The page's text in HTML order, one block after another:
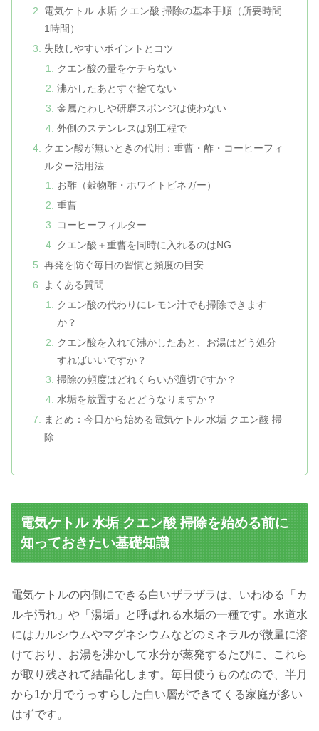
電気ケトル 水垢 クエン酸 掃除の基本手順（所要時間
1時間）
失敗しやすいポイントとコツ
クエン酸の量をケチらない
沸かしたあとすぐ捨てない
金属たわしや研磨スポンジは使わない
外側のステンレスは別工程で
クエン酸が無いときの代用：重曹・酢・コーヒーフィ
ルター活用法
お酢（穀物酢・ホワイトビネガー）
重曹
コーヒーフィルター
クエン酸＋重曹を同時に入れるのはNG
再発を防ぐ毎日の習慣と頻度の目安
よくある質問
クエン酸の代わりにレモン汁でも掃除できます
か？
クエン酸を入れて沸かしたあと、お湯はどう処分
すればいいですか？
掃除の頻度はどれくらいが適切ですか？
水垢を放置するとどうなりますか？
まとめ：今日から始める電気ケトル 水垢 クエン酸 掃
除
電気ケトル 水垢 クエン酸 掃除を始める前に
知っておきたい基礎知識
電気ケトルの内側にできる白いザラザラは、いわゆる「カ
ルキ汚れ」や「湯垢」と呼ばれる水垢の一種です。水道水
にはカルシウムやマグネシウムなどのミネラルが微量に溶
けており、お湯を沸かして水分が蒸発するたびに、これら
が取り残されて結晶化します。毎日使うものなので、半月
から1か月でうっすらした白い層ができてくる家庭が多い
はずです。